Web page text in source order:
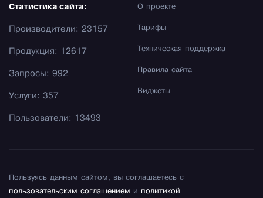
О проекте
Тарифы
Техническая поддержка
Правила сайта
Виджеты
Статистика сайта:
Производители: 23157
Продукция: 12617
Запросы: 992
Услуги: 357
Пользователи: 13493
Пользуясь данным сайтом, вы соглашаетесь с
пользовательским соглашением и политикой